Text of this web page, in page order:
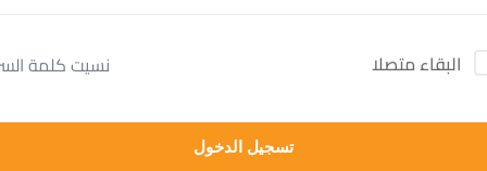
البقاء متصلا نسيت كلمة
تسجيل الدخول